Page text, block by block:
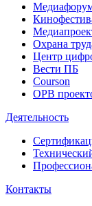
Охрана
Центр
Вести ПБ
Courson
ОРВ
Деятельность
Контакты